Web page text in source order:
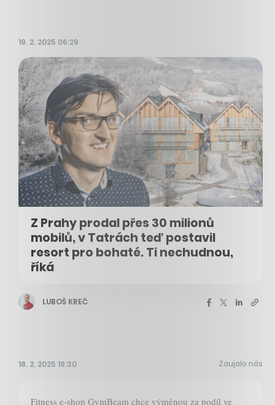
19. 2. 2025 06:29
Z Prahy prodal přes 30 milionů
mobilů, v Tatrách teď postavil
resort pro bohaté. Ti nechudnou,
říká
LUBOŠ KREČ
18. 2. 2025 19:30 Zaujalo nás
Fitness e-shop GymBeam chce výměnou za podíl ve